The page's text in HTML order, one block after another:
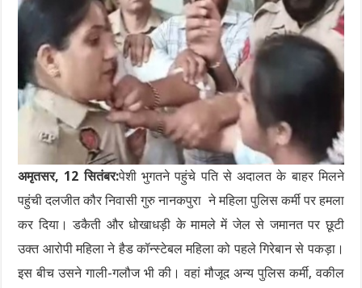
अमृतसर, 12 सितंबर:पेशी भुगतने पहुंचे पति से अदालत के बाहर मिलने
पहुंची दलजीत कौर निवासी गुरु नानकपुरा ने महिला पुलिस कर्मी पर हमला
कर दिया। डकैती और धोखाधड़ी के मामले में जेल से जमानत पर छूटी
उक्त आरोपी महिला ने हैड कॉन्स्टेबल महिला को पहले गिरेबान से पकड़ा।
इस बीच उसने गाली-गलौज भी की। वहां मौजूद अन्य पुलिस कर्मी, वकील